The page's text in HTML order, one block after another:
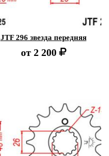
JTF 296 звезда передняя
от 2 200